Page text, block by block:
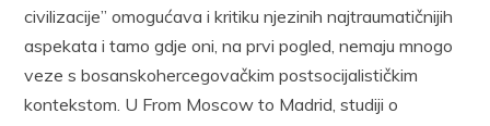
civilizacije” omogućava i kritiku njezinih najtraumatičnijih
aspekata i tamo gdje oni, na prvi pogled, nemaju mnogo
veze s bosanskohercegovačkim postsocijalističkim
kontekstom. U From Moscow to Madrid, studiji o